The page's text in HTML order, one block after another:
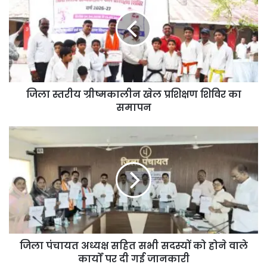
जिला स्तरीय ग्रीष्मकालीन खेल प्रशिक्षण शिविर का
समापन
जिला पंचायत अध्यक्ष सहित सभी सदस्यों को होने वाले
कार्यों पर दी गई जानकारी